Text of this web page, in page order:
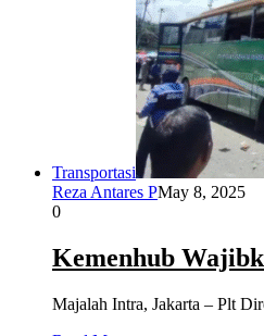
Transportasi
Reza Antares PMay 8, 2025
0
Kemenhub
Majalah Intra, Jakarta – Plt